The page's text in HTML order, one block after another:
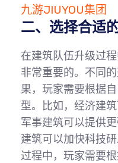
九游JIUYOU集团
二、选择合适
在建筑队伍升级过
非常重要的。不同
果，玩家需要根据
型。比如，经济建
军事建筑可以提供
建筑可以加快科技
过程中，玩家需要